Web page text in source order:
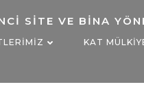
KAT